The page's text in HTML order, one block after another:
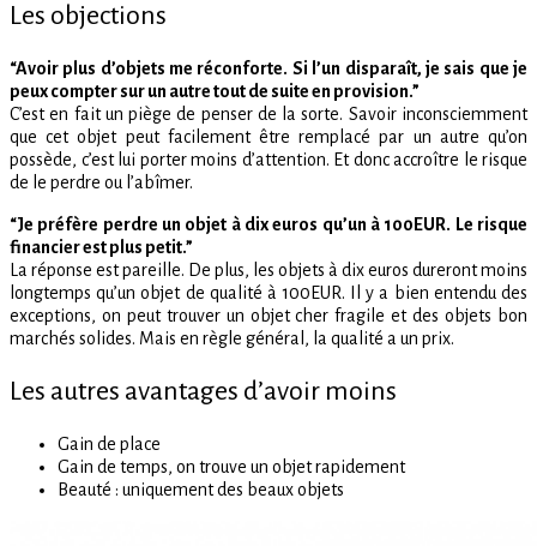
Les objections
“Avoir plus d’objets me réconforte. Si l’un disparaît, je sais que je
peux compter sur un autre tout de suite en provision.”
C’est en fait un piège de penser de la sorte. Savoir inconsciemment
que cet objet peut facilement être remplacé par un autre qu’on
possède, c’est lui porter moins d’attention. Et donc accroître le risque
de le perdre ou l’abîmer.
“Je préfère perdre un objet à dix euros qu’un à 100EUR. Le risque
financier est plus petit.”
La réponse est pareille. De plus, les objets à dix euros dureront moins
longtemps qu’un objet de qualité à 100EUR. Il y a bien entendu des
exceptions, on peut trouver un objet cher fragile et des objets bon
marchés solides. Mais en règle général, la qualité a un prix.
Les autres avantages d’avoir moins
Gain de place
Gain de temps, on trouve un objet rapidement
Beauté : uniquement des beaux objets